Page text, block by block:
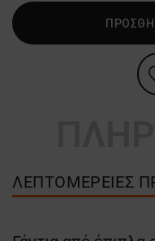
ΛΕΠΤΟΜΈΡΕΙΕΣ